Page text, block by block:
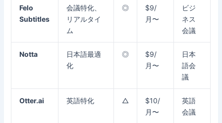
Felo
Subtitles
会議特化、
リアルタイ
ム
◎
$9/
月〜
ビジ
ネス
会議
Notta
日本語最適
化
◎
$9/
月〜
日本
語会
議
Otter.ai 英語特化 △
$10/
月〜
英語
会議